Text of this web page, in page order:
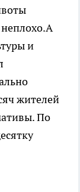
и
жителей
По